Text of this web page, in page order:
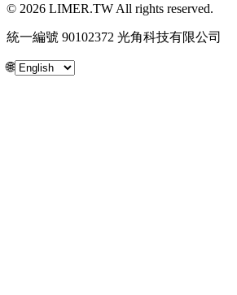
© 2026 LIMER.TW All rights reserved.
統一編號 90102372 光角科技有限公司
🌐